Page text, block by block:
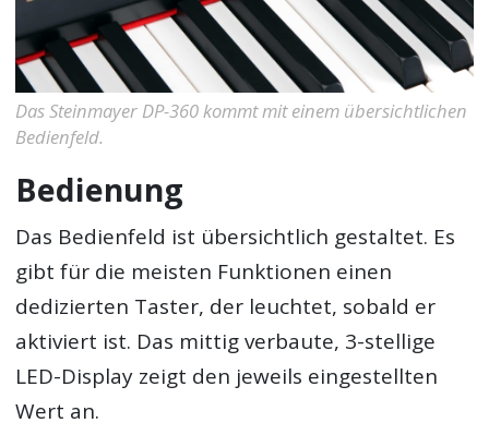
Das Steinmayer DP-360 kommt mit einem übersichtlichen
Bedienfeld.
Bedienung
Das Bedienfeld ist übersichtlich gestaltet. Es
gibt für die meisten Funktionen einen
dedizierten Taster, der leuchtet, sobald er
aktiviert ist. Das mittig verbaute, 3-stellige
LED-Display zeigt den jeweils eingestellten
Wert an.